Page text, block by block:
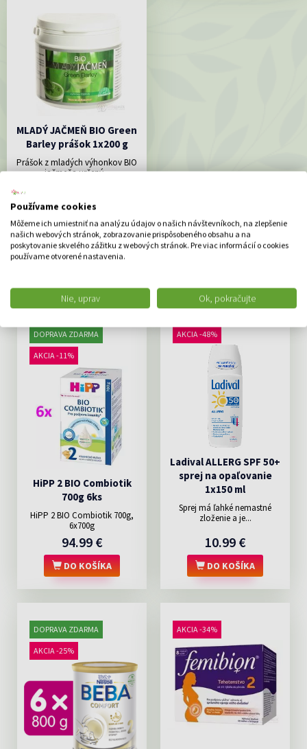
Používame cookies
Môžeme ich umiestniť na analýzu údajov o našich návštevníkoch, na zlepšenie
našich webových stránok, zobrazovanie prispôsobeného obsahu a na
poskytovanie skvelého zážitku z webových stránok. Pre viac informácií o cookies
používame otvorené nastavenia.
Nie, uprav Ok, pokračujte
MLADÝ JAČMEŇ BIO Green
Barley prášok 1x200 g
Prášok z mladých výhonkov BIO
jačmeňa určený...
DO KOŠÍKA
DOPRAVA ZDARMA
AKCIA -11%
HiPP 2 BIO Combiotik
700g 6ks
HiPP 2 BIO Combiotik 700g,
6x700g
94.99 €
DO KOŠÍKA
AKCIA -48%
Ladival ALLERG SPF 50+
sprej na opaľovanie
1x150 ml
Sprej má ľahké nemastné
zloženie a je...
10.99 €
DO KOŠÍKA
DOPRAVA ZDARMA
AKCIA -25%
AKCIA -34%